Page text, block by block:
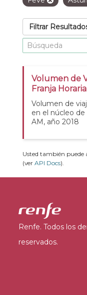
Filtrar
Volumen de
Franja
Volumen de
en el núcleo de
AM, año 2018
Usted también puede
(ver API Docs).
Renfe. Todos los
reservados.